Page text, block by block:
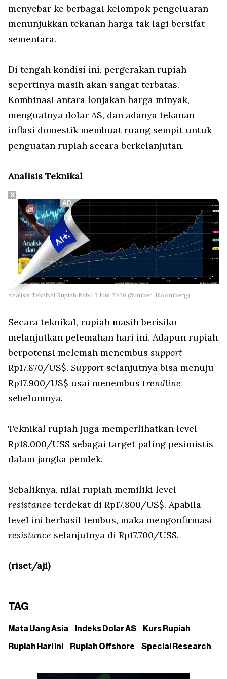
menyebar ke berbagai kelompok pengeluaran
menunjukkan tekanan harga tak lagi bersifat
sementara.
Di tengah kondisi ini, pergerakan rupiah
sepertinya masih akan sangat terbatas.
Kombinasi antara lonjakan harga minyak,
menguatnya dolar AS, dan adanya tekanan
inflasi domestik membuat ruang sempit untuk
penguatan rupiah secara berkelanjutan.
Analisis Teknikal
Analisis Teknikal Rupiah Rabu 3 Juni 2026 (Sumber: Bloomberg)
Secara teknikal, rupiah masih berisiko
melanjutkan pelemahan hari ini. Adapun rupiah
berpotensi melemah menembus support
Rp17.870/US$. Support selanjutnya bisa menuju
Rp17.900/US$ usai menembus trendline
sebelumnya.
Teknikal rupiah juga memperlihatkan level
Rp18.000/US$ sebagai target paling pesimistis
dalam jangka pendek.
Sebaliknya, nilai rupiah memiliki level
resistance terdekat di Rp17.800/US$. Apabila
level ini berhasil tembus, maka mengonfirmasi
resistance selanjutnya di Rp17.700/US$.
(riset/aji)
TAG
Mata Uang Asia Indeks Dolar AS Kurs Rupiah
Rupiah Hari Ini Rupiah Offshore Special Research
X